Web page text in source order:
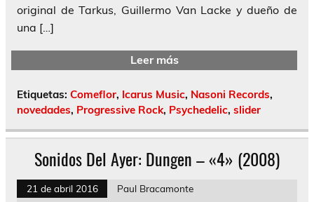
original de Tarkus, Guillermo Van Lacke y dueño de
una […]
Leer más
Etiquetas: Comeflor, Icarus Music, Nasoni Records,
novedades, Progressive Rock, Psychedelic, slider
Sonidos Del Ayer: Dungen – «4» (2008)
21 de abril 2016
Paul Bracamonte